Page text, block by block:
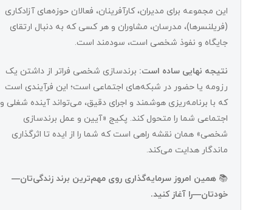
این مجموعه برای مدیران، کارآفرینان، فعالان حوزه‌های آزادکاری
(فریلنسرها)، مدرسان، مشاوران و هر کسی که به دنبال ارتقای
جایگاه و نفوذ شخصی است، سودمند است.
نتیجه نهایی ساده است: برندسازی شخصی فراتر از داشتن یک
رزومه یا حضور در شبکه‌های اجتماعی است؛ این فرآیندی است
که با برنامه‌ریزی هوشمند و اجرای دقیق، می‌تواند آینده شغلی و
اجتماعی شما را متحول کند. پکیج «آیین و عمل برندسازی
شخصی» همان نقشه‌ راهی است که شما را از ایده تا اثرگذاری
ماندگار هدایت می‌کند.
📚 همین امروز سرمایه‌گذاری روی مهم‌ترین برند زندگی‌تان—
خودتان—را آغاز کنید.